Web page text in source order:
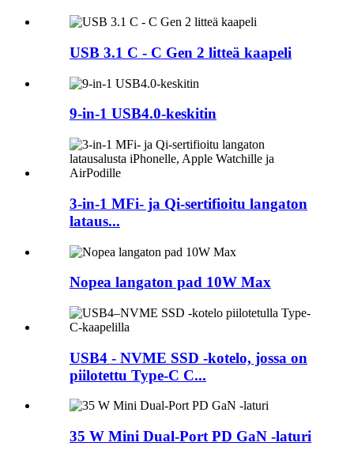
USB 3.1 C - C Gen 2 litteä kaapeli
9-in-1 USB4.0-keskitin
3-in-1 MFi- ja Qi-sertifioitu langaton
lataus...
Nopea langaton pad 10W Max
USB4 - NVME SSD -kotelo, jossa on
piilotettu Type-C C...
35 W Mini Dual-Port PD GaN -laturi